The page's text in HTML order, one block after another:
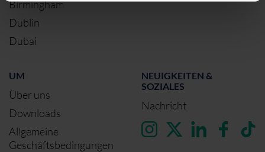
Birmingham
Dublin
Dubai
UM
Über uns
Downloads
Allgemeine
Geschäftsbedingungen
NEUIGKEITEN &
SOZIALES
Nachricht